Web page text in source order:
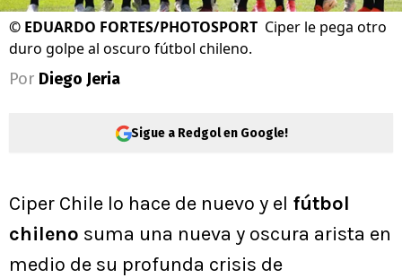
© EDUARDO FORTES/PHOTOSPORT Ciper le pega otro
duro golpe al oscuro fútbol chileno.
Por Diego Jeria
Sigue a Redgol en Google!
Ciper Chile lo hace de nuevo y el fútbol
chileno suma una nueva y oscura arista en
medio de su profunda crisis de